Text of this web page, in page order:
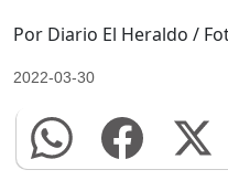
Por Diario El Heraldo /
2022-03-30